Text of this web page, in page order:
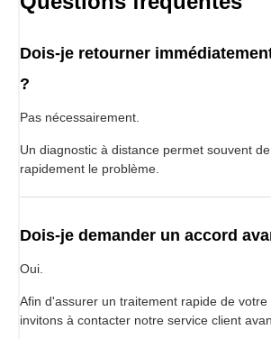
Dois-je retourner
?
Pas nécessairement.
Un diagnostic à distance permet souvent
rapidement le problème.
Dois-je demander un accord
Oui.
Afin d'assurer un traitement rapide de
invitons à contacter notre service client